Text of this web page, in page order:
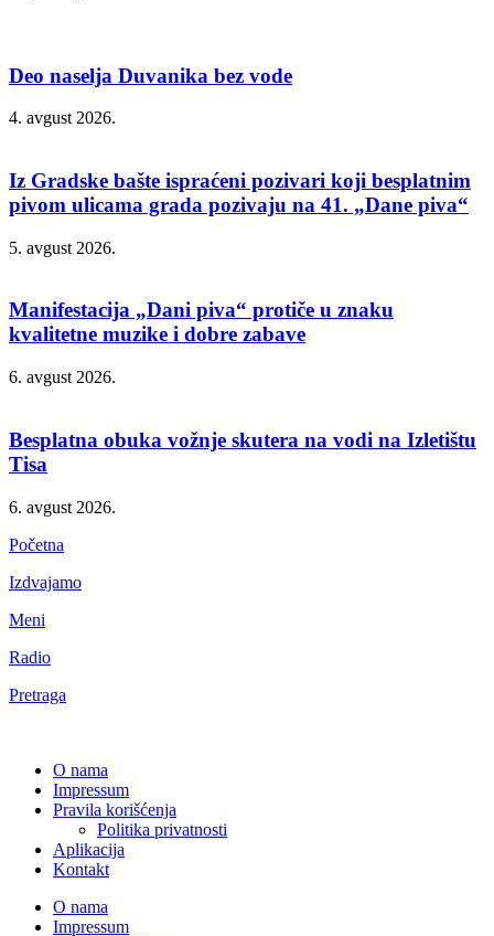
Deo naselja Duvanika bez vode
4. avgust 2026.
Iz Gradske bašte ispraćeni pozivari koji besplatnim
pivom ulicama grada pozivaju na 41. „Dane piva“
5. avgust 2026.
Manifestacija „Dani piva“ protiče u znaku
kvalitetne muzike i dobre zabave
6. avgust 2026.
Besplatna obuka vožnje skutera na vodi na Izletištu
Tisa
6. avgust 2026.
Početna
Izdvajamo
Meni
Radio
Pretraga
O nama
Impressum
Pravila korišćenja
Politika privatnosti
Aplikacija
Kontakt
O nama
Impressum